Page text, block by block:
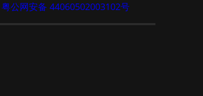
粤公网安备 44060502003102号